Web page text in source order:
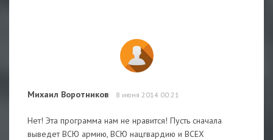
Михаил Воротников 8 июня 2014 00:21
Нет! Эта программа нам не нравится! Пусть сначала
выведет ВСЮ армию, ВСЮ нацгвардию и ВСЕХ